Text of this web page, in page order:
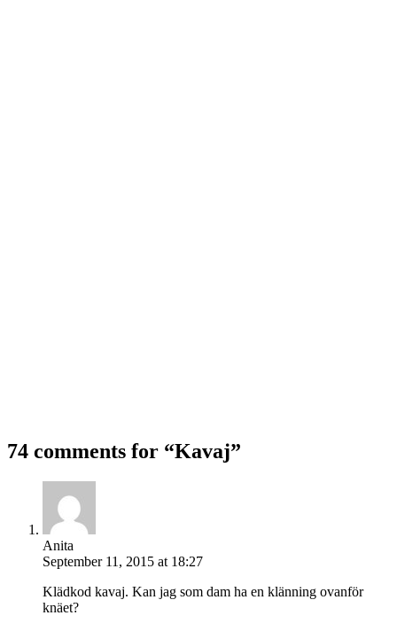
74 comments for “Kavaj”
Anita
September 11, 2015 at 18:27
Klädkod kavaj. Kan jag som dam ha en klänning ovanför
knäet?